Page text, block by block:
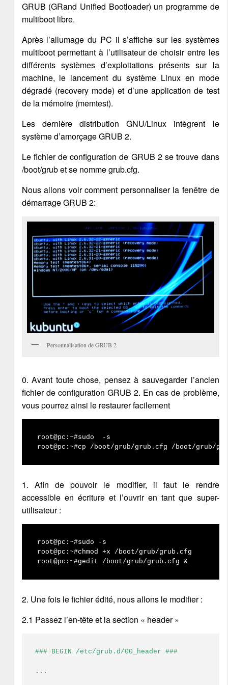
GRUB (GRand Unified Bootloader) un programme de
multiboot libre.
Après l’allumage du PC il s’affiche sur les systèmes
multiboot permettant à l’utilisateur de choisir entre les
différents systèmes d’exploitations présents sur la
machine, le lancement du système Linux en mode
dégradé (recovery mode) et d’une application de test
de la mémoire (memtest).
Les dernière distribution GNU/Linux intègrent le
système d’amorçage GRUB 2.
Le fichier de configuration de GRUB 2 se trouve dans
/boot/grub et se nomme grub.cfg.
Nous allons voir comment personnaliser la fenêtre de
démarrage GRUB 2:
Personnalisation de GRUB 2
0. Avant toute chose, pensez à sauvegarder l’ancien
fichier de configuration GRUB 2. En cas de problème,
vous pourrez ainsi le restaurer facilement
root@pc:~#sudo  -s
root@pc:~#cp /boot/grub/grub.cfg /boot/grub/
1. Afin de pouvoir le modifier, il faut le rendre
accessible en écriture et l’ouvrir en tant que super-
utilisateur :
root@pc:~#sudo -s
root@pc:~#chmod +x /boot/grub/grub.cfg
root@pc:~#gedit /boot/grub/grub.cfg &
2. Une fois le fichier édité, nous allons le modifier :
2.1 Passez l’en-tête et la section « header »
### BEGIN /etc/grub.d/00_header ###
...